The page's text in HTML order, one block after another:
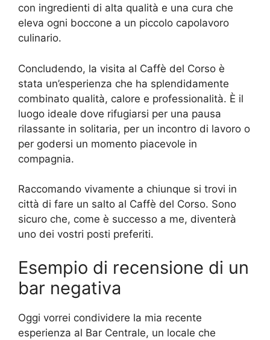
con ingredienti di alta qualità e una cura che
eleva ogni boccone a un piccolo capolavoro
culinario.
Concludendo, la visita al Caffè del Corso è
stata un’esperienza che ha splendidamente
combinato qualità, calore e professionalità. È il
luogo ideale dove rifugiarsi per una pausa
rilassante in solitaria, per un incontro di lavoro o
per godersi un momento piacevole in
compagnia.
Raccomando vivamente a chiunque si trovi in
città di fare un salto al Caffè del Corso. Sono
sicuro che, come è successo a me, diventerà
uno dei vostri posti preferiti.
Esempio di recensione di un
bar negativa
Oggi vorrei condividere la mia recente
esperienza al Bar Centrale, un locale che